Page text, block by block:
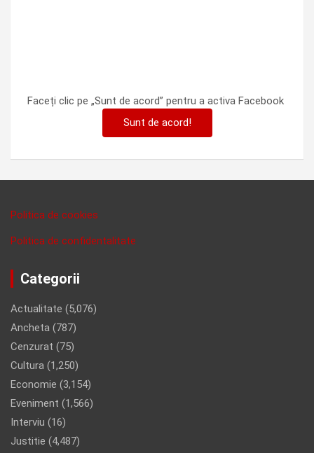
Faceți clic pe „Sunt de acord” pentru a activa Facebook
Sunt de acord!
Politica de cookies
Politica de confidentalitate
Categorii
Actualitate (5,076)
Ancheta (787)
Cenzurat (75)
Cultura (1,250)
Economie (3,154)
Eveniment (1,566)
Interviu (16)
Justitie (4,487)